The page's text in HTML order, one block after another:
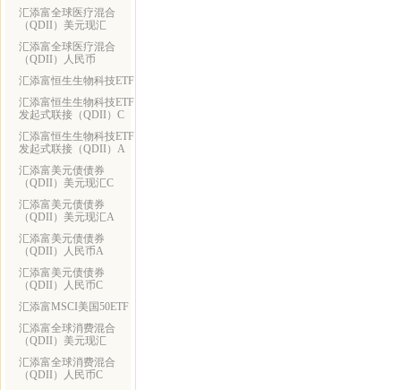
汇添富全球医疗混合
（QDII）美元现汇
汇添富全球医疗混合
（QDII）人民币
汇添富恒生生物科技ETF
汇添富恒生生物科技ETF
发起式联接（QDII）C
汇添富恒生生物科技ETF
发起式联接（QDII）A
汇添富美元债债券
（QDII）美元现汇C
汇添富美元债债券
（QDII）美元现汇A
汇添富美元债债券
（QDII）人民币A
汇添富美元债债券
（QDII）人民币C
汇添富MSCI美国50ETF
汇添富全球消费混合
（QDII）美元现汇
汇添富全球消费混合
（QDII）人民币C